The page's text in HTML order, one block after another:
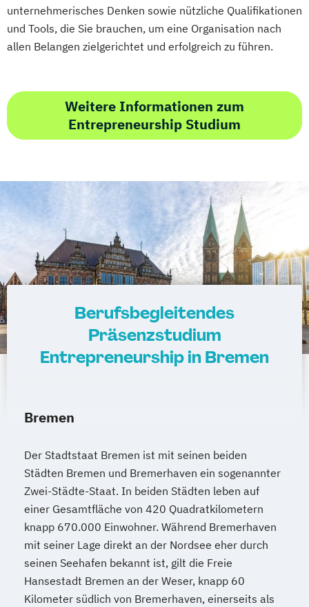
unternehmerisches Denken sowie nützliche Qualifikationen
und Tools, die Sie brauchen, um eine Organisation nach
allen Belangen zielgerichtet und erfolgreich zu führen.
Weitere Informationen zum
Entrepreneurship Studium
Berufsbegleitendes
Präsenzstudium
Entrepreneurship in Bremen
Bremen
Der Stadtstaat Bremen ist mit seinen beiden
Städten Bremen und Bremerhaven ein sogenannter
Zwei-Städte-Staat. In beiden Städten leben auf
einer Gesamtfläche von 420 Quadratkilometern
knapp 670.000 Einwohner. Während Bremerhaven
mit seiner Lage direkt an der Nordsee eher durch
seinen Seehafen bekannt ist, gilt die Freie
Hansestadt Bremen an der Weser, knapp 60
Kilometer südlich von Bremerhaven, einerseits als